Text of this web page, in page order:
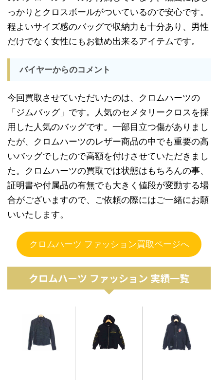
っかりとクロスボールがついているので安心です。
程よいサイズ感のバッグで収納力も十分あり、男性
だけでなく女性にもお勧め出来るアイテムです。
バイヤーからのコメント
今回買取させていただいたのは、クロムハーツの
「ジムバッグ」です。人気のセメタリークロスを採
用した人気のバッグです。一部目立つ傷がありまし
たが、クロムハーツのレザー商品の中でも重要の高
いバッグでしたので高額を付けさせていただきまし
た。クロムハーツの買取では状態はもちろんの事、
証明書や付属品の有無でも大きく値段が変動する場
合がございますので、ご依頼の際にはご一緒にお願
いいたします。
クロムハーツ ファッション買取ページへ
クロムハーツ ファッション 実績一覧